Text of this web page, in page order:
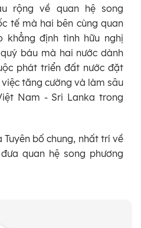
rộng về quan hệ song
tế mà hai bên cùng quan
khẳng định tình hữu nghị
báu mà hai nước dành
phát triển đất nước đặt
tăng cường và làm sâu
Nam - Sri Lanka trong
bố chung, nhất trí về
quan hệ song phương